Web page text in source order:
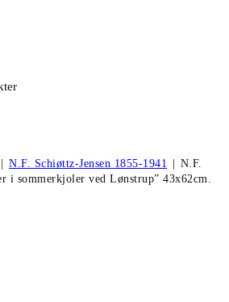
| N.F. Schiøttz-Jensen 1855-1941 | N.F.
i sommerkjoler ved Lønstrup” 43x62cm.